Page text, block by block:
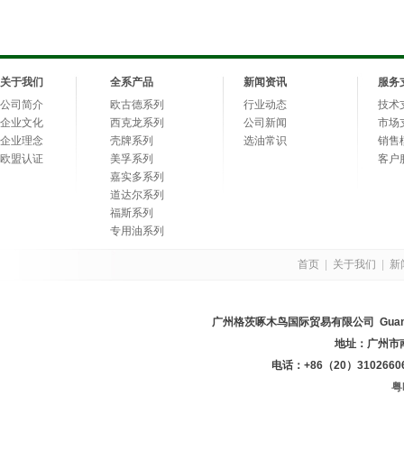
关于我们 全系产品 新闻资讯
服务
公司简介
企业文化
企业理念
欧盟认证
欧古德系列
西克龙系列
壳牌系列
美孚系列
嘉实多系列
道达尔系列
福斯系列
专用油系列
行业动态
公司新闻
选油常识
技术
市场
销售
客户
首页 关于我们 新
广州格茨啄木鸟国际贸易有限公司
地址：广州市
电话：+86（20）